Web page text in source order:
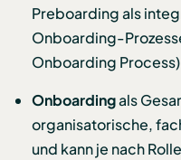
Preboarding als
Onboarding-
Onboarding Process)
Onboardingals
organisatorische,
und kann je nach